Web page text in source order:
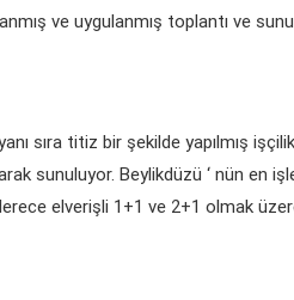
ve uygulanmış toplantı ve
sıra titiz bir şekilde yapılmış
sunuluyor. Beylikdüzü ‘ nün en
elverişli 1+1 ve 2+1 olmak